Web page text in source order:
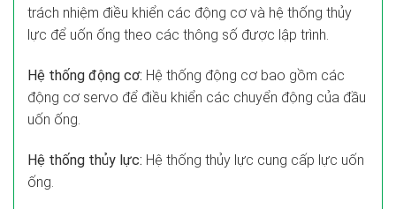
trách nhiệm điều khiển các động cơ và hệ thống thủy
lực để uốn ống theo các thông số được lập trình.
Hệ thống động cơ: Hệ thống động cơ bao gồm các
động cơ servo để điều khiển các chuyển động của đầu
uốn ống.
Hệ thống thủy lực: Hệ thống thủy lực cung cấp lực uốn
ống.